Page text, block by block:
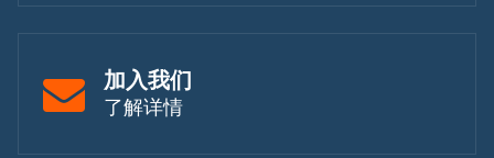
加入我们
了解详情